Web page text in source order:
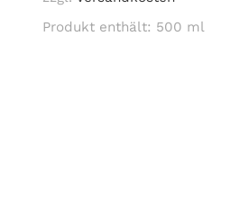
Produkt enthält: 500 ml